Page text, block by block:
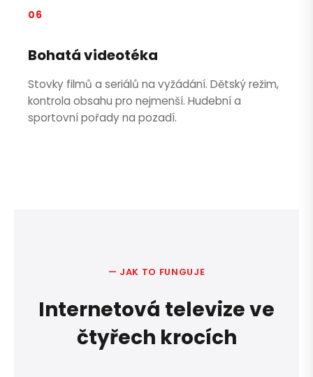
06
Bohatá videotéka
Stovky filmů a seriálů na vyžádání. Dětský režim,
kontrola obsahu pro nejmenší. Hudební a
sportovní pořady na pozadí.
— JAK TO FUNGUJE
Internetová televize ve
čtyřech krocích
Zavolejte mi zpět